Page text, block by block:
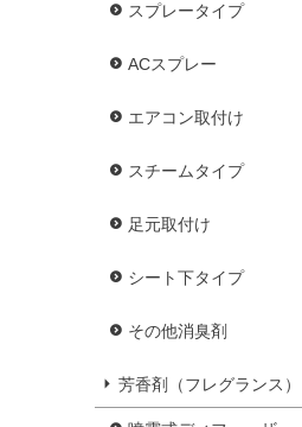
スプレータイプ
ACスプレー
エアコン取付け
スチームタイプ
足元取付け
シート下タイプ
その他消臭剤
芳香剤（フレグランス）